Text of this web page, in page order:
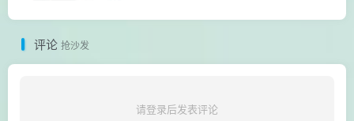
评论 抢沙发
请登录后发表评论